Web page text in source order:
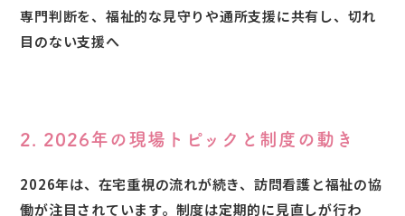
専門判断を、福祉的な見守りや通所支援に共有し、切れ
目のない支援へ
2. 2026年の現場トピックと制度の動き
2026年は、在宅重視の流れが続き、訪問看護と福祉の協
働が注目されています。制度は定期的に見直しが行わ